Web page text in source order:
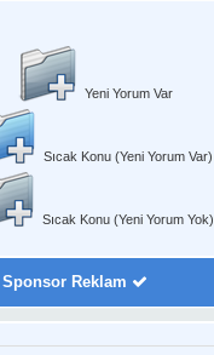
Yeni Yorum Var
Sıcak Konu (Yeni Yorum Var)
Sıcak Konu (Yeni Yorum Yok)
Sponsor Reklam